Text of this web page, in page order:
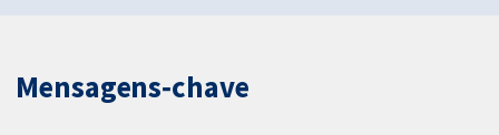
Mensagens‐chave